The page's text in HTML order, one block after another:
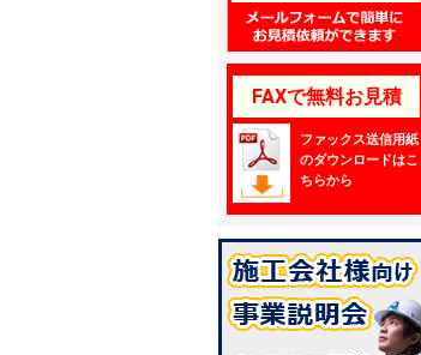
FAXで無料お見積
ファックス送信用紙
のダウンロードはこ
ちらから